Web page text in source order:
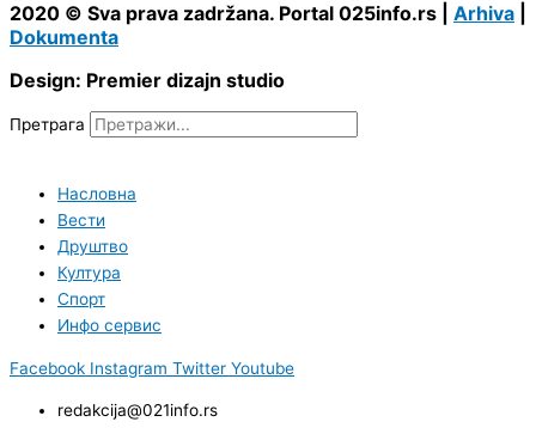
2020 © Sva prava zadržana. Portal 025info.rs | Arhiva
Dokumenta
Design: Premier dizajn studio
Претрага
Насловна
Вести
Друштво
Култура
Спорт
Инфо сервис
Facebook Instagram Twitter Youtube
redakcija@021info.rs